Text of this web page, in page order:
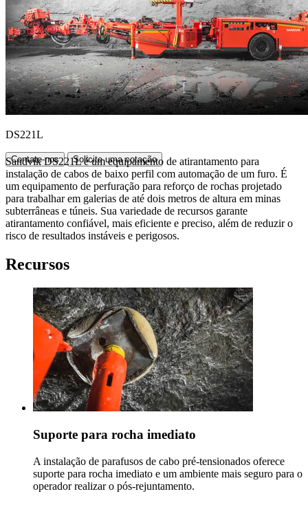
DS221L
Contate-nos Solicite uma cotação
Sandvik DS221L é um equipamento de atirantamento para
instalação de cabos de baixo perfil com automação de um furo. É
um equipamento de perfuração para reforço de rochas projetado
para trabalhar em galerias de até dois metros de altura em minas
subterrâneas e túneis. Sua variedade de recursos garante
atirantamento confiável, mais eficiente e preciso, além de reduzir o
risco de resultados instáveis e perigosos.
Recursos
Suporte para rocha imediato
A instalação de parafusos de cabo pré-tensionados oferece
suporte para rocha imediato e um ambiente mais seguro para o
operador realizar o pós-rejuntamento.